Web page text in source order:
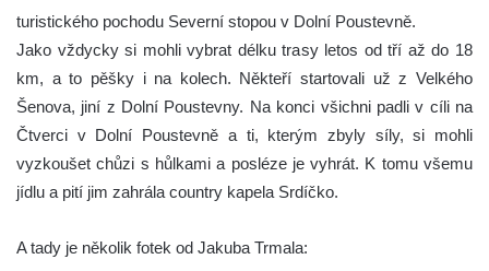
turistického pochodu Severní stopou v Dolní Poustevně.
Jako vždycky si mohli vybrat délku trasy letos od tří až do 18
km, a to pěšky i na kolech. Někteří startovali už z Velkého
Šenova, jiní z Dolní Poustevny. Na konci všichni padli v cíli na
Čtverci v Dolní Poustevně a ti, kterým zbyly síly, si mohli
vyzkoušet chůzi s hůlkami a posléze je vyhrát. K tomu všemu
jídlu a pití jim zahrála country kapela Srdíčko.
A tady je několik fotek od Jakuba Trmala: